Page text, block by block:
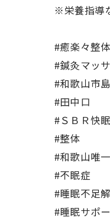
※栄養指導
#癒楽々整
#鍼灸マッ
#和歌山市
#田中口
#ＳＢＲ快
#整体
#和歌山唯
#不眠症
#睡眠不足
#睡眠サポ